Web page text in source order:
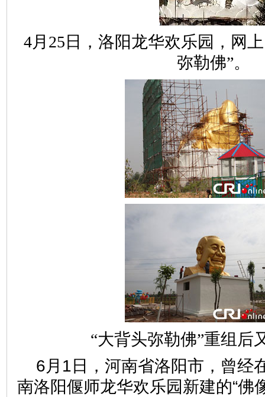
4月25日，洛阳龙华欢乐园，网
弥勒佛”。
“大背头弥勒佛”重组后
6月1日，河南省洛阳市，曾经
南洛阳偃师龙华欢乐园新建的“佛